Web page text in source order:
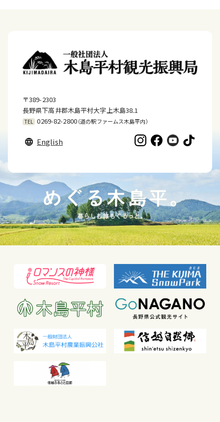
〒389-2303
長野県下高井郡木島平村大字上木島38₋1
TEL 0269-82-2800（道の駅ファームス木島平内）
English